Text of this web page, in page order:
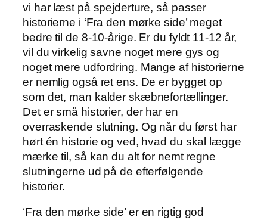
vi har læst på spejderture, så passer
historierne i ‘Fra den mørke side’ meget
bedre til de 8-10-årige. Er du fyldt 11-12 år,
vil du virkelig savne noget mere gys og
noget mere udfordring. Mange af historierne
er nemlig også ret ens. De er bygget op
som det, man kalder skæbnefortællinger.
Det er små historier, der har en
overraskende slutning. Og når du først har
hørt én historie og ved, hvad du skal lægge
mærke til, så kan du alt for nemt regne
slutningerne ud på de efterfølgende
historier.
‘Fra den mørke side’ er en rigtig god